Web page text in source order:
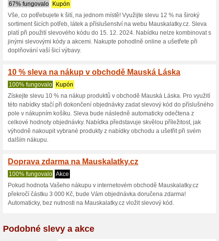
3 aktuální nabídky
Zobrazení:
Pokračovat na
Získávejte upozornění na
kupóny do tohoto obchodu.